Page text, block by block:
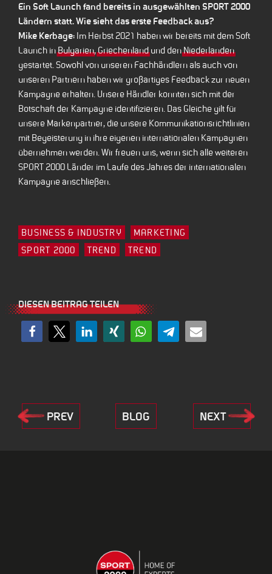
Ein Soft Launch fand bereits in ausgewählten SPORT 2000
Ländern statt. Wie sieht das erste Feedback aus?
Mike Kerbage: Im Herbst 2021 haben wir bereits mit dem Soft
Launch inBulgarien,Griechenlandund denNiederlanden
gestartet. Sowohl von unseren Fachhändlern als auch von
unseren Partnern haben wir großartiges Feedback zur neuen
Kampagne erhalten. Unsere Händler konnten sich mit der
Botschaft der Kampagne identifizieren. Das Gleiche gilt für
unsere Markenpartner, die unsere Kommunikationsrichtlinien
mit Begeisterung in ihre eigenen internationalen Kampagnen
übernehmen werden. Wir freuen uns, wenn sich alle weiteren
SPORT 2000 Länder im Laufe des Jahres der internationalen
Kampagne anschließen.
BUSINESS & INDUSTRY
MARKETING
SPORT 2000
TREND TREND
DIESEN BEITRAG TEILEN
PREV BLOG NEXT